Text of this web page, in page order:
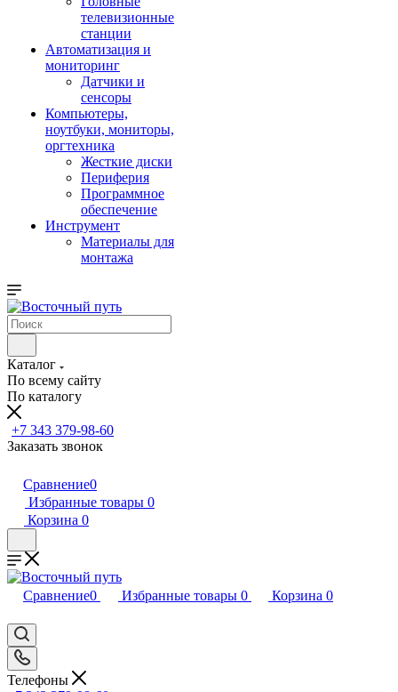
телевизионные
станции
Автоматизация и
мониторинг
Датчики и
сенсоры
Компьютеры,
ноутбуки, мониторы,
оргтехника
Жесткие диски
Периферия
Программное
обеспечение
Инструмент
Материалы для
монтажа
Каталог
По всему сайту
По каталогу
+7 343 379-98-60
Заказать звонок
Сравнение0
Избранные товары 0
Корзина 0
Сравнение0 Избранные товары 0 Корзина 0
Телефоны